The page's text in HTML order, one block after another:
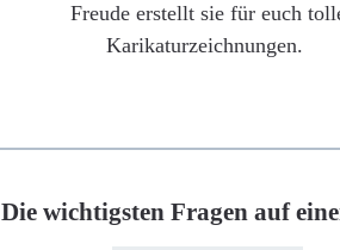
Freude erstellt sie für euch
Karikaturzeichnungen.
Die wichtigsten Fragen auf